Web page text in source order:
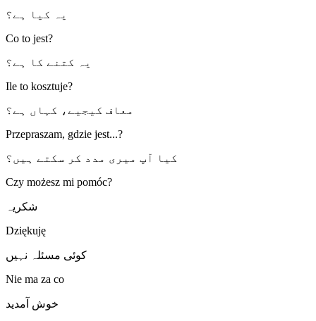
یہ کیا ہے؟
Co to jest?
یہ کتنے کا ہے؟
Ile to kosztuje?
معاف کیجیے، کہاں ہے؟
Przepraszam, gdzie jest...?
کیا آپ میری مدد کر سکتے ہیں؟
Czy możesz mi pomóc?
شکریہ
Dziękuję
کوئی مسئلہ نہیں
Nie ma za co
خوش آمدید